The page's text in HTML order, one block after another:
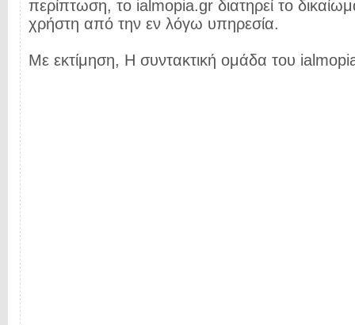
περίπτωση, το ialmopia.gr διατηρεί το
χρήστη από την εν λόγω υπηρεσία.
Με εκτίμηση, Η συντακτική ομάδα του